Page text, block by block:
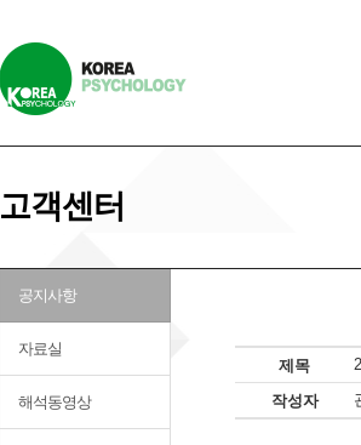
고객센터
공지사항
자료실
해석동영상
제목
작성자